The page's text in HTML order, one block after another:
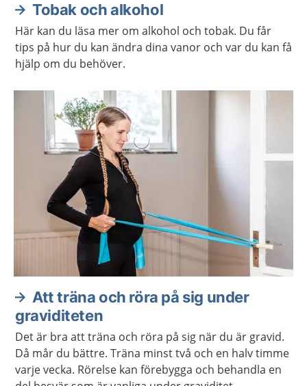
Tobak och alkohol
Här kan du läsa mer om alkohol och tobak. Du får
tips på hur du kan ändra dina vanor och var du kan få
hjälp om du behöver.
Att träna och röra på sig under
graviditeten
Det är bra att träna och röra på sig när du är gravid.
Då mår du bättre. Träna minst två och en halv timme
varje vecka. Rörelse kan förebygga och behandla en